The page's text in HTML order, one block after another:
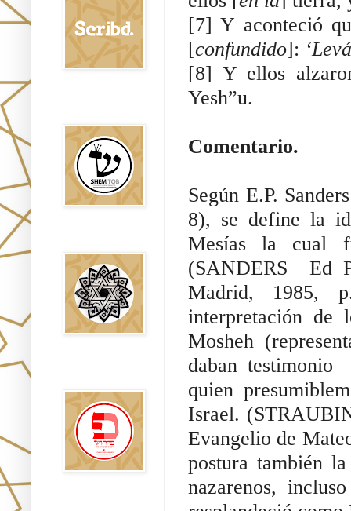
[7] Y aconteció
[confundido]:
[8] Y ellos
Yesh”u.
Comentario.
Según E.P.
8), se define la
Mesías la cual
(SANDERS Ed
Madrid, 1985,
interpretación de
Mosheh
daban
quien
Israel.
Evangelio de
postura también
nazarenos,